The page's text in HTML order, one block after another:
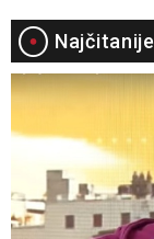
Najčitanije